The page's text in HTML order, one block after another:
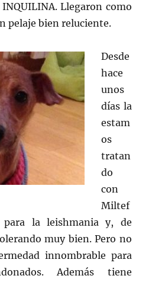
INQUILINA. Llegaron como
pelaje bien reluciente.
Desde
hace
unos
días la
estam
os
tratan
do
con
Miltef
la leishmania y, de
muy bien. Pero no
innombrable para
Además tiene